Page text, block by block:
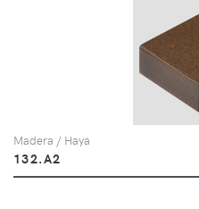
Madera / Haya
132.A2